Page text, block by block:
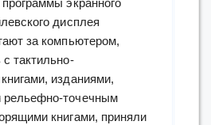
экранного
дисплея
за компьютером,
тактильно-
изданиями,
точечным
книгами, приняли